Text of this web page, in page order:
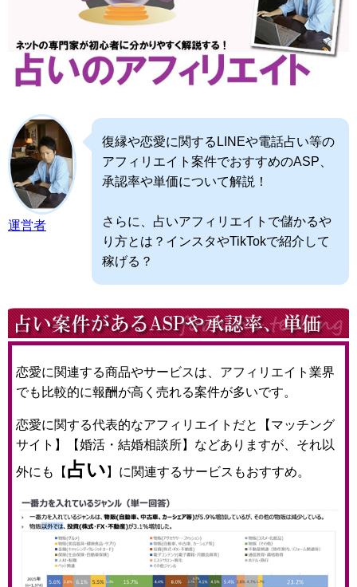
運営者
復縁や恋愛に関するLINEや電話占い等の
アフィリエイト案件でおすすめのASP、
承認率や単価について解説！
さらに、占いアフィリエイトで儲かるや
り方とは？インスタやTikTokで紹介して
稼げる？
恋愛に関連する商品やサービスは、アフィリエイト業界
でも比較的に報酬が高く売れる案件が多いです。
恋愛に関する代表的なアフィリエイトだと【マッチング
サイト】【婚活・結婚相談所】などありますが、それ以
外にも【 占い 】に関連するサービスもおすすめ。